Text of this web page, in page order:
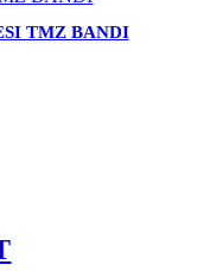
TMZ BANDI